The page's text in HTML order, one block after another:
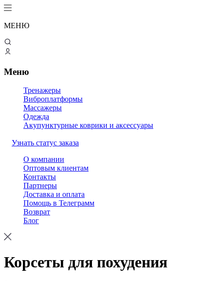
МЕНЮ
Меню
Тренажеры
Виброплатформы
Массажеры
Одежда
Акупунктурные коврики и аксессуары
Узнать статус заказа
О компании
Оптовым клиентам
Контакты
Партнеры
Доставка и оплата
Помощь в Телеграмм
Возврат
Блог
Корсеты для похудения